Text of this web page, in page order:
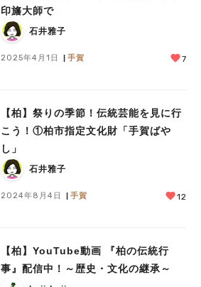
印旛大師で
石井雅子
2025年4月1日 手賀 7
【柏】祭りの季節！伝統芸能を見に行
こう！①柏市指定文化財「手賀ばや
し」
石井雅子
2024年8月4日 手賀 12
【柏】YouTube動画 『柏の伝統行
事』配信中！～歴史・文化の継承～